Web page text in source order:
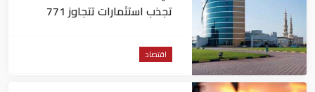
تجذب استثمارات تتجاوز 771
اقتصاد